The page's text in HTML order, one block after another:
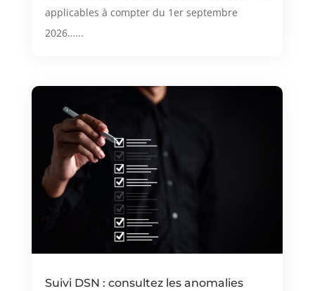
applicables à compter du 1er septembre
2026…...
Suivi DSN : consultez les anomalies